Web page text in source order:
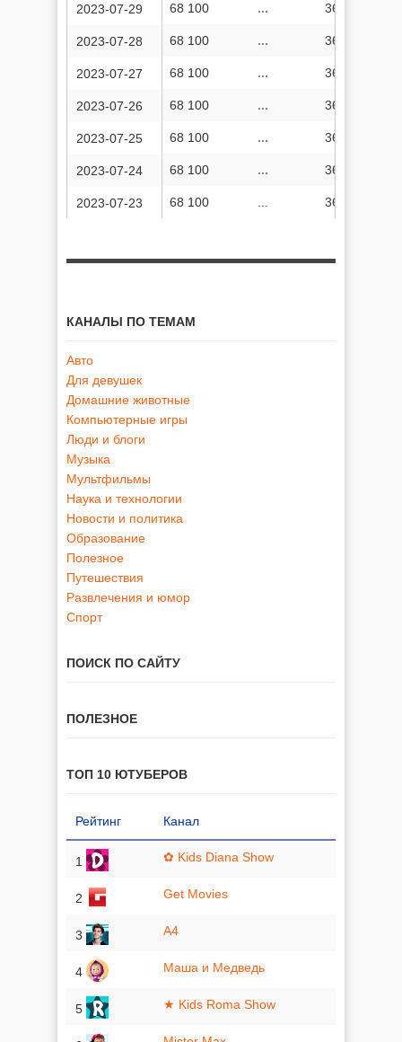
68 100 ... 36 855 128
68 100 ... 36 853 602
68 100 ... 36 852 862
68 100 ... 36 851 908
68 100 ... 36 850 747
68 100 ... 36 849 754
68 100 ... 36 848 664
2023-07-29
2023-07-28
2023-07-27
2023-07-26
2023-07-25
2023-07-24
2023-07-23
КАНАЛЫ ПО ТЕМАМ
Авто
Для девушек
Домашние животные
Компьютерные игры
Люди и блоги
Музыка
Мультфильмы
Наука и технологии
Новости и политика
Образование
Полезное
Путешествия
Развлечения и юмор
Спорт
ПОИСК ПО САЙТУ
ПОЛЕЗНОЕ
ТОП 10 ЮТУБЕРОВ
Рейтинг Канал
1 ✿ Kids Diana Show
2 Get Movies
3 A4
4 Маша и Медведь
5 ★ Kids Roma Show